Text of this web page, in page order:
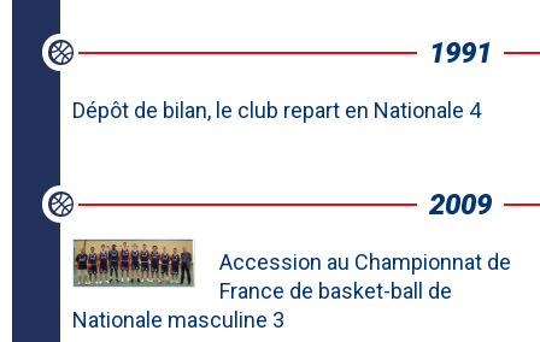
1991
Dépôt de bilan, le club repart en Nationale 4
2009
Accession au Championnat de
France de basket-ball de
Nationale masculine 3